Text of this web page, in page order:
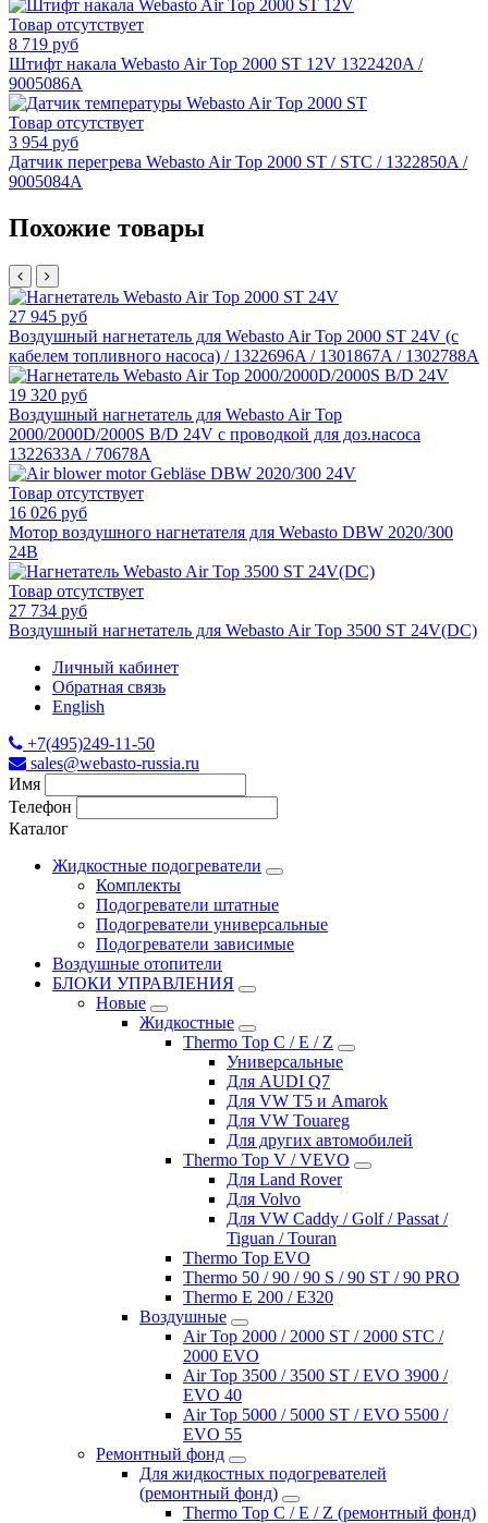
Товар отсутствует
8 719 руб
Штифт накала Webasto Air Top 2000 ST 12V 1322420A /
9005086A
Товар отсутствует
3 954 руб
Датчик перегрева Webasto Air Top 2000 ST / STC / 1322850A /
9005084A
Похожие товары
27 945 руб
Воздушный нагнетатель для Webasto Air Top 2000 ST 24V (с
кабелем топливного насоса) / 1322696A / 1301867A / 1302788А
19 320 руб
Воздушный нагнетатель для Webasto Air Top
2000/2000D/2000S B/D 24V с проводкой для доз.насоса
1322633A / 70678A
Товар отсутствует
16 026 руб
Мотор воздушного нагнетателя для Webasto DBW 2020/300
24В
Товар отсутствует
27 734 руб
Воздушный нагнетатель для Webasto Air Top 3500 ST 24V(DC)
Личный кабинет
Обратная связь
English
+7(495)249-11-50
sales@webasto-russia.ru
Имя
Телефон
Каталог
Жидкостные подогреватели
Комплекты
Подогреватели штатные
Подогреватели универсальные
Подогреватели зависимые
Воздушные отопители
БЛОКИ УПРАВЛЕНИЯ
Новые
Жидкостные
Thermo Top C / E / Z
Универсальные
Для AUDI Q7
Для VW T5 и Amarok
Для VW Touareg
Для других автомобилей
Thermo Top V / VEVO
Для Land Rover
Для Volvo
Для VW Caddy / Golf / Passat /
Tiguan / Touran
Thermo Top EVO
Thermo 50 / 90 / 90 S / 90 ST / 90 PRO
Thermo E 200 / E320
Воздушные
Air Top 2000 / 2000 ST / 2000 STC /
2000 EVO
Air Top 3500 / 3500 ST / EVO 3900 /
EVO 40
Air Top 5000 / 5000 ST / EVO 5500 /
EVO 55
Ремонтный фонд
Для жидкостных подогревателей
(ремонтный фонд)
Thermo Top C / E / Z (ремонтный фонд)